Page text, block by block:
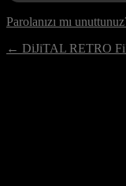
Parolanızı mı
← DiJiTAL RETRO